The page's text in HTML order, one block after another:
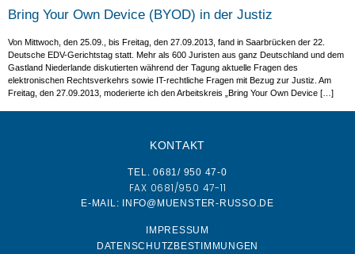
Bring Your Own Device (BYOD) in der Justiz
Von Mittwoch, den 25.09., bis Freitag, den 27.09.2013, fand in Saarbrücken der 22.
Deutsche EDV-Gerichtstag statt. Mehr als 600 Juristen aus ganz Deutschland und dem
Gastland Niederlande diskutierten während der Tagung aktuelle Fragen des
elektronischen Rechtsverkehrs sowie IT-rechtliche Fragen mit Bezug zur Justiz. Am
Freitag, den 27.09.2013, moderierte ich den Arbeitskreis „Bring Your Own Device […]
KONTAKT
TEL. 0681/ 950 47-0
FAX 0681/950 47-11
E-MAIL: INFO@MUENSTER-RUSSO.DE
IMPRESSUM
DATENSCHUTZBESTIMMUNGEN